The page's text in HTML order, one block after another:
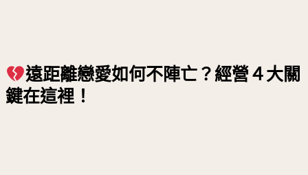
遠距離戀愛如何不陣亡？經營４大關
鍵在這裡！